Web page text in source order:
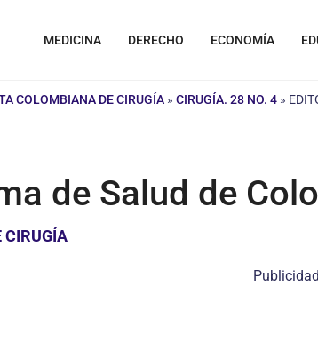
MEDICINA DERECHO ECONOMÍA
COLOMBIANA DE CIRUGÍA » CIRUGÍA. 28 NO. 4 »
de Salud de
CIRUGÍA
Publicidad